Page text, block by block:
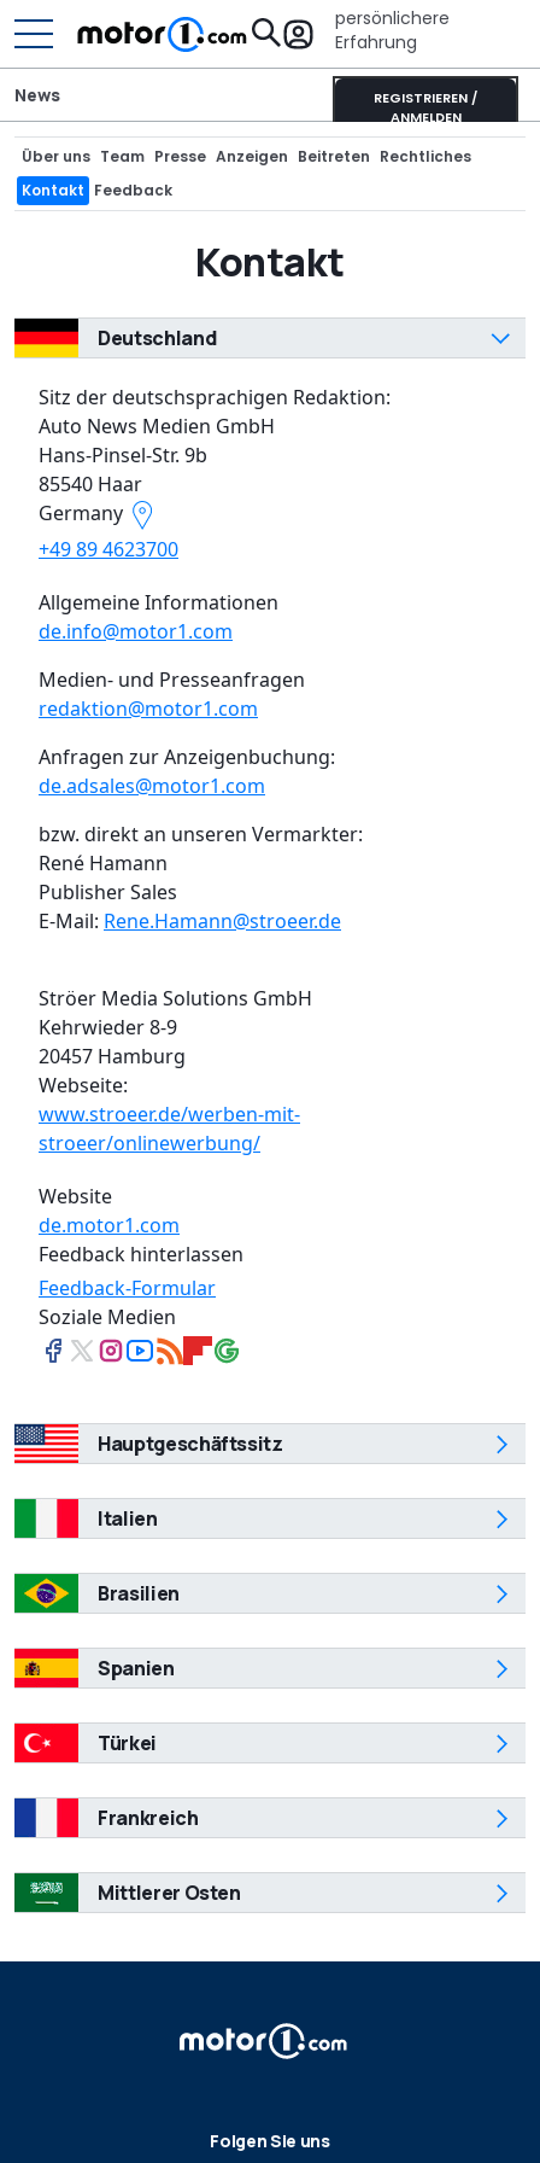
persönlichere
Erfahrung
REGISTRIEREN /
ANMELDEN
News
Über uns Team Presse Anzeigen Beitreten Rechtliches
Kontakt Feedback
Kontakt
Deutschland
Sitz der deutschsprachigen Redaktion:
Auto News Medien GmbH
Hans-Pinsel-Str. 9b
85540 Haar
Germany
+49 89 4623700
Allgemeine Informationen
de.info@motor1.com
Medien- und Presseanfragen
redaktion@motor1.com
Anfragen zur Anzeigenbuchung:
de.adsales@motor1.com
bzw. direkt an unseren Vermarkter:
René Hamann
Publisher Sales
E-Mail: Rene.Hamann@stroeer.de
Ströer Media Solutions GmbH
Kehrwieder 8-9
20457 Hamburg
Webseite:
www.stroeer.de/werben-mit-
stroeer/onlinewerbung/
Website
de.motor1.com
Feedback hinterlassen
Feedback-Formular
Soziale Medien
Hauptgeschäftssitz
Italien
Brasilien
Spanien
Türkei
Frankreich
Mittlerer Osten
Folgen Sie uns